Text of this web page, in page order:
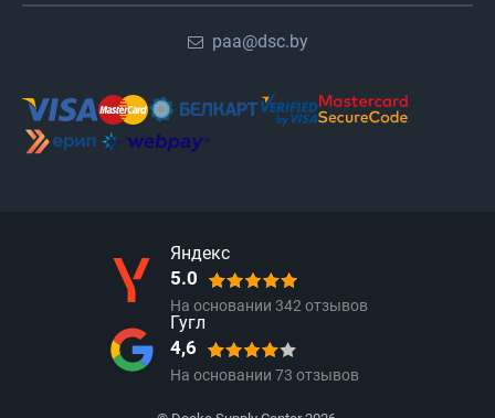
paa@dsc.by
Яндекс
5.0
На основании 342отзывов
Гугл
4,6
На основании 73 отзывов